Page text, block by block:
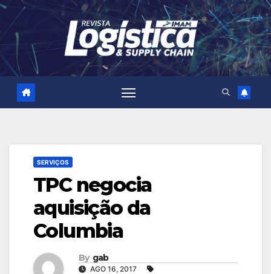
Skip
content
SERVIÇOS
TPC negocia
aquisição da
Columbia
By gab
AGO 16, 2017